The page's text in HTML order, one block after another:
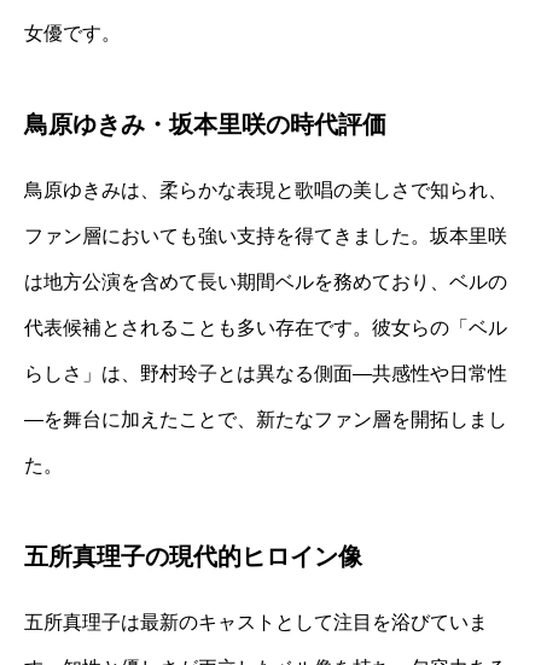
女優です。
鳥原ゆきみ・坂本里咲の時代評価
鳥原ゆきみは、柔らかな表現と歌唱の美しさで知られ、
ファン層においても強い支持を得てきました。坂本里咲
は地方公演を含めて長い期間ベルを務めており、ベルの
代表候補とされることも多い存在です。彼女らの「ベル
らしさ」は、野村玲子とは異なる側面—共感性や日常性
—を舞台に加えたことで、新たなファン層を開拓しまし
た。
五所真理子の現代的ヒロイン像
五所真理子は最新のキャストとして注目を浴びていま